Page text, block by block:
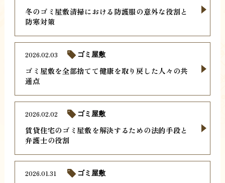
冬のゴミ屋敷清掃における防護服の意外な役割と
防寒対策
ゴミ屋敷を全部捨てて健康を取り戻した人々の共
通点
2026.02.03 ゴミ屋敷
賃貸住宅のゴミ屋敷を解決するための法的手段と
弁護士の役割
2026.02.02 ゴミ屋敷
2026.01.31 ゴミ屋敷